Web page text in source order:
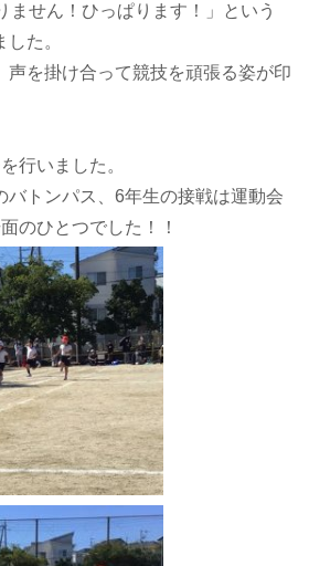
ません！ひっぱります！」という
た。
声を掛け合って競技を頑張る姿が印
行いました。
バトンパス、6年生の接戦は運動会
のひとつでした！！